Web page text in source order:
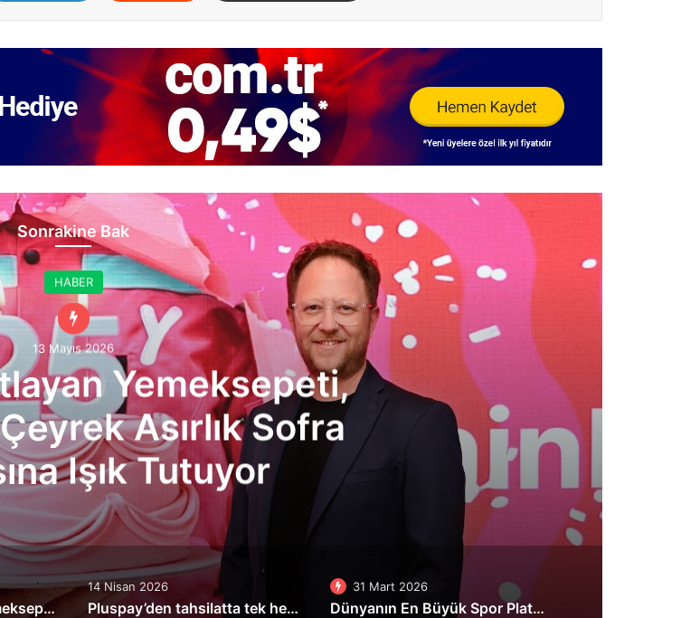
Sonrakine Bak
HABER
14 Nisan 2026
Pluspay’den tahsilatta tek
tek ekran, tek geçit stratejisi
25. Yılını Kutlayan Yemeksepeti, Türkiye’nin Çeyrek Asırlık Sofra Hafızasına Işık Tutuyor
14 Nisan 2026
Pluspay’den tahsilatta tek hesap, tek ekran, tek geçit stratejisi
31 Mart 2026
Dünyanın En Büyük Spor Platformu Strava Artık Tamamen Türkçe